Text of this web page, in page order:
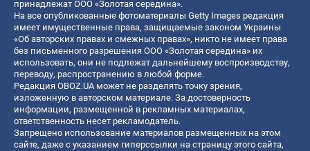
принадлежат ООО «Золотая середина».
На все опубликованные фотоматериалы Getty Images редакция
имеет имущественные права, защищаемые законом Украины
«Об авторских правах и смежных правах», никто не имеет права
без письменного разрешения ООО «Золотая середина» их
использовать, они не подлежат дальнейшему воспроизводству,
переводу, распространению в любой форме.
Редакция OBOZ.UA может не разделять точку зрения,
изложенную в авторском материале. За достоверность
информации, размещенной в рекламных материалах,
ответственность несет рекламодатель.
Запрещено использование материалов размещенных на этом
сайте, даже с указанием гиперссылки на страницу этого сайта,